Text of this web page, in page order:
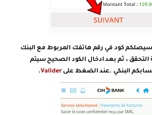
سيصلكم كود في رقم هاتفك المربوط مع البنك
التحقق ، ثم بعد ادخال الكود الصحيح سيتم
البنكي .عند الضغط علىValider
.